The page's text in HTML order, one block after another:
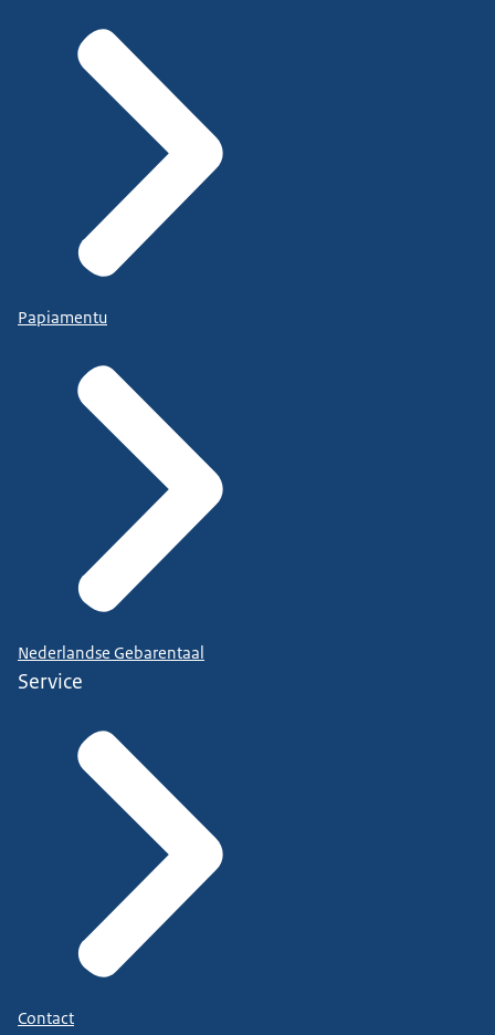
Papiamentu
Nederlandse Gebarentaal
Service
Contact